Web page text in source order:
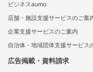
ビジネスaumo
店舗・施設支援サービスのご案
企業支援サービスのご案内
自治体・地域団体支援サービス
広告掲載・資料請求